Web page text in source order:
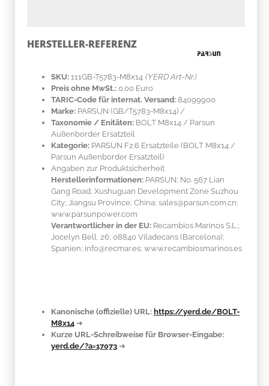
HERSTELLER-REFERENZ
SKU: 111GB-T5783-M8x14 (YERD Art-Nr.)
Preis ohne MwSt.: 0.00 Euro
TARIC-Code für internat. Versand: 84099900
Marke: PARSUN (GB/T5783-M8x14) /
Taxonomie / Enitäten: BOLT M8x14 / Parsun
Außenborder Ersatzteil
Kategorie: PARSUN F2.6 Ersatzteile (BOLT M8x14 /
Parsun Außenborder Ersatzteil)
Angaben zur Produktsicherheit
Herstellerinformationen: PARSUN; No. 567 Lian
Gang Road; Xushuguan Development Zone Suzhou
City; Jiangsu Province; China; sales@parsun.com.cn;
www.parsunpower.com
Verantwortlicher in der EU: Recambios Marinos S.L.;
Jocelyn Bell, 26; 08840 Viladecans (Barcelona);
Spanien; info@recmar.es; www.recambiosmarinos.es
Kanonische (offizielle) URL: https://yerd.de/BOLT-
M8x14 ➔
Kurze URL-Schreibweise für Browser-Eingabe:
yerd.de/?a=17073 ➔